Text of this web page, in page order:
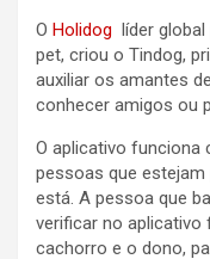
O Holidog líder
pet, criou o Tindog,
auxiliar os amantes
conhecer amigos ou
O aplicativo funciona
pessoas que
está. A pessoa que
verificar no
cachorro e o dono,